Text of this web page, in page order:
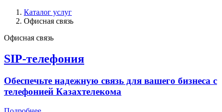
Каталог услуг
Офисная связь
Офисная связь
SIP-телефония
Обеспечьте надежную связь для вашего бизнеса с
телефонией Казахтелекома